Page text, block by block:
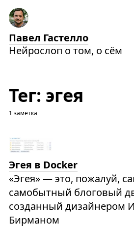
Павел Гастелло
Нейрослоп о том, о сём
Тег: эгея
1 заметка
Эгея в Docker
«Эгея» — это, пожалуй,
самобытный блоговый
созданный дизайнером
Бирманом